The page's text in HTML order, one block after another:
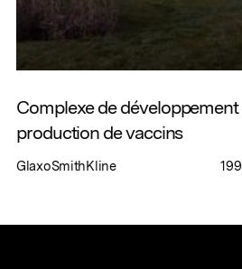
Complexe de développement
production de vaccins
GlaxoSmithKline